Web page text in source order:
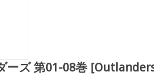
ーズ 第01-08巻